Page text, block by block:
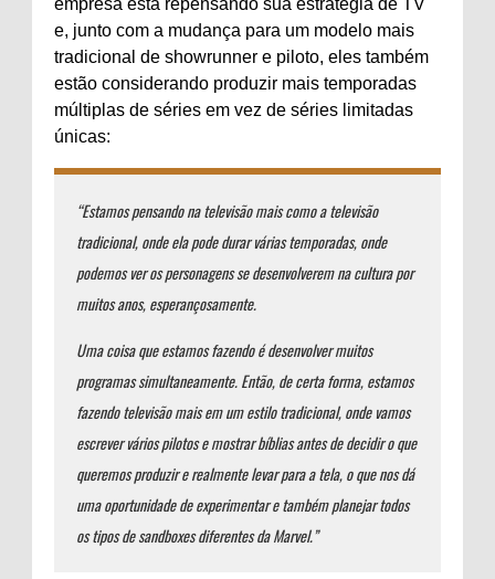
empresa está repensando sua estratégia de TV
e, junto com a mudança para um modelo mais
tradicional de showrunner e piloto, eles também
estão considerando produzir mais temporadas
múltiplas de séries em vez de séries limitadas
únicas:
“Estamos pensando na televisão mais como a televisão
tradicional, onde ela pode durar várias temporadas, onde
podemos ver os personagens se desenvolverem na cultura por
muitos anos, esperançosamente.
Uma coisa que estamos fazendo é desenvolver muitos
programas simultaneamente. Então, de certa forma, estamos
fazendo televisão mais em um estilo tradicional, onde vamos
escrever vários pilotos e mostrar bíblias antes de decidir o que
queremos produzir e realmente levar para a tela, o que nos dá
uma oportunidade de experimentar e também planejar todos
os tipos de sandboxes diferentes da Marvel.”